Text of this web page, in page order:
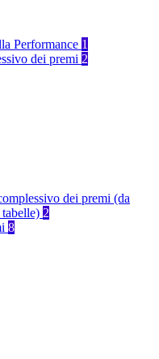
Performance 1
dei premi 2
dei premi (da
2
8